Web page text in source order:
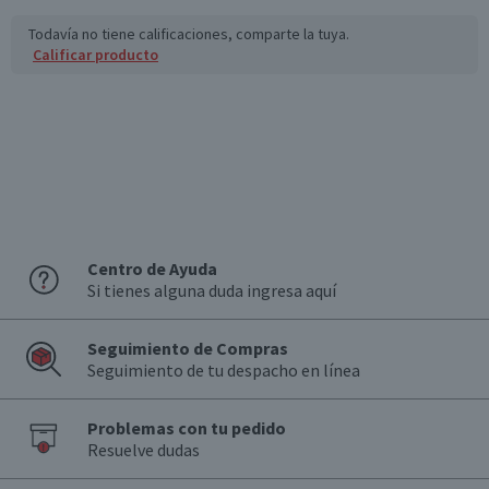
Todavía no tiene calificaciones, comparte la tuya.
Calificar producto
Centro de Ayuda
Si tienes alguna duda ingresa aquí
Seguimiento de Compras
Seguimiento de tu despacho en línea
Problemas con tu pedido
Resuelve dudas